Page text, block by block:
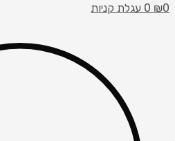
₪0
0 עגלת קניות